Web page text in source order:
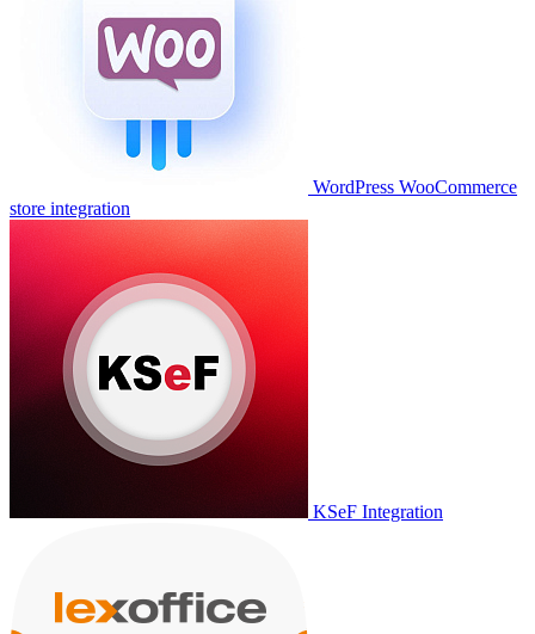
WordPress WooCommerce
store integration
KSeF Integration